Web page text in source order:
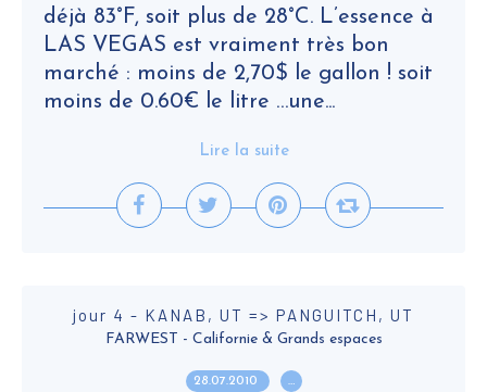
déjà 83°F, soit plus de 28°C. L’essence à
LAS VEGAS est vraiment très bon
marché : moins de 2,70$ le gallon ! soit
moins de 0.60€ le litre …une...
Lire la suite
jour 4 - KANAB, UT => PANGUITCH, UT
FARWEST - Californie & Grands espaces
28.07.2010 …